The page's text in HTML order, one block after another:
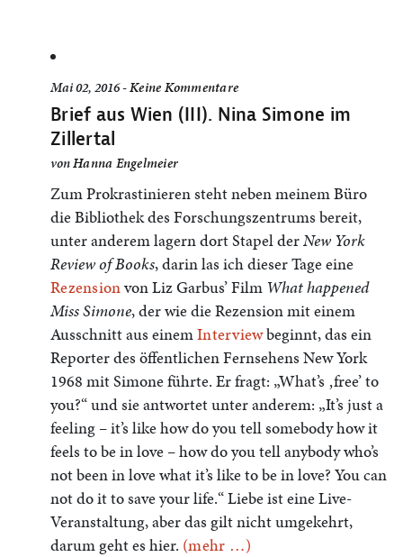
Mai 02, 2016 -Keine Kommentare
Brief aus Wien (III). Nina Simone im
Zillertal
vonHanna Engelmeier
Zum Prokrastinieren steht neben meinem Büro
die Bibliothek des Forschungszentrums bereit,
unter anderem lagern dort Stapel derNew York
Review of Books, darin las ich dieser Tage eine
Rezensionvon Liz Garbus’ Film What happened
Miss Simone, der wie die Rezension mit einem
Ausschnitt aus einemInterviewbeginnt, das ein
Reporter des öffentlichen Fernsehens New York
1968 mit Simone führte. Er fragt: „What’s ‚free’ to
you?“ und sie antwortet unter anderem: „It’s just a
feeling – it’s like how do you tell somebody how it
feels to be in love – how do you tell anybody who’s
not been in love what it’s like to be in love? You can
not do it to save your life.“ Liebe ist eine Live-
Veranstaltung, aber das gilt nicht umgekehrt,
darum geht es hier. (mehr …)